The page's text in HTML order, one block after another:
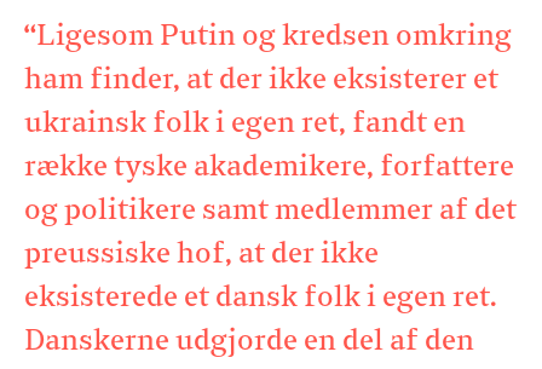
“Ligesom Putin og kredsen omkring
ham finder, at der ikke eksisterer et
ukrainsk folk i egen ret, fandt en
række tyske akademikere, forfattere
og politikere samt medlemmer af det
preussiske hof, at der ikke
eksisterede et dansk folk i egen ret.
Danskerne udgjorde en del af den